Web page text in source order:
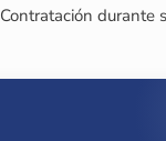
durante